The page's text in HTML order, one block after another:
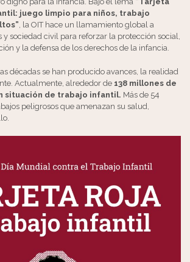
juego limpio para niños, trabajo
, la OIT hace un llamamiento global a
y sociedad civil para reforzar la protección social,
y la defensa de los derechos de la infancia.
décadas se han producido avances, la realidad
Actualmente, alrededor de 138 millones de
situación de trabajo infantil. Más de 54
peligrosos que amenazan su salud,